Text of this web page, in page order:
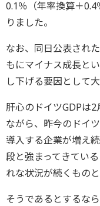
0.1％（年率換算＋
りました。
なお、同日公表され
もにマイナス成長と
し下げる要因として
肝心のドイツGDPは
ながら、昨今のドイ
導入する企業が増え
段と強まってきてい
れな状況が続くものと
そうであるとするな